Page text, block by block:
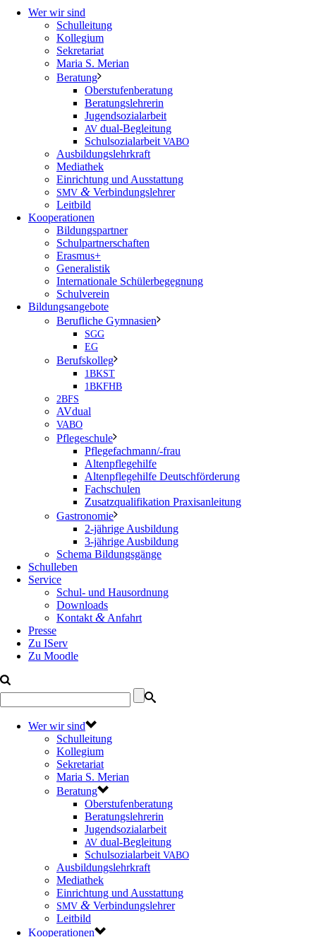
Wer wir sind
Schulleitung
Kollegium
Sekretariat
Maria S. Merian
Beratung
Oberstufenberatung
Beratungslehrerin
Jugendsozialarbeit
AV dual-Begleitung
Schulsozialarbeit VABO
Ausbildungslehrkraft
Mediathek
Einrichtung und Ausstattung
SMV & Verbindungslehrer
Leitbild
Kooperationen
Bildungspartner
Schulpartnerschaften
Erasmus+
Generalistik
Internationale Schülerbegegnung
Schulverein
Bildungsangebote
Berufliche Gymnasien
SGG
EG
Berufskolleg
1BKST
1BKFHB
2BFS
AVdual
VABO
Pflegeschule
Pflegefachmann/-frau
Altenpflegehilfe
Altenpflegehilfe Deutschförderung
Fachschulen
Zusatzqualifikation Praxisanleitung
Gastronomie
2-jährige Ausbildung
3-jährige Ausbildung
Schema Bildungsgänge
Schulleben
Service
Schul- und Hausordnung
Downloads
Kontakt & Anfahrt
Presse
Zu IServ
Zu Moodle
Wer wir sind
Schulleitung
Kollegium
Sekretariat
Maria S. Merian
Beratung
Oberstufenberatung
Beratungslehrerin
Jugendsozialarbeit
AV dual-Begleitung
Schulsozialarbeit VABO
Ausbildungslehrkraft
Mediathek
Einrichtung und Ausstattung
SMV & Verbindungslehrer
Leitbild
Kooperationen